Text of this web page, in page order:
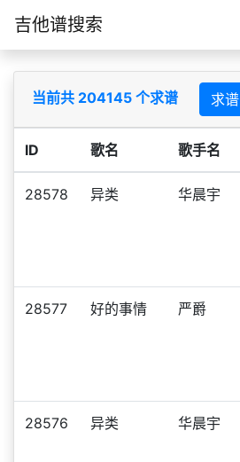
吉他谱搜索
当前共 204145 个求谱 求谱
ID 歌名 歌手名
28578 异类 华晨宇
28577 好的事情 严爵
28576 异类 华晨宇